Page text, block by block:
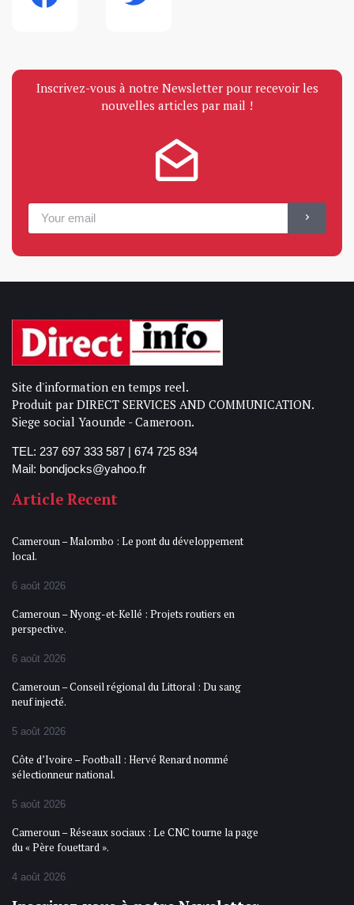
Inscrivez-vous à notre Newsletter pour recevoir les
nouvelles articles par mail !
Site d'information en temps reel.
Produit par DIRECT SERVICES AND COMMUNICATION.
Siege social Yaounde - Cameroon.
TEL: 237 697 333 587 | 674 725 834
Mail: bondjocks@yahoo.fr
Article Recent
Cameroun – Malombo : Le pont du développement
local.
6 août 2026
Cameroun – Nyong-et-Kellé : Projets routiers en
perspective.
6 août 2026
Cameroun – Conseil régional du Littoral : Du sang
neuf injecté.
5 août 2026
Côte d’Ivoire – Football : Hervé Renard nommé
sélectionneur national.
5 août 2026
Cameroun – Réseaux sociaux : Le CNC tourne la page
du « Père fouettard ».
4 août 2026